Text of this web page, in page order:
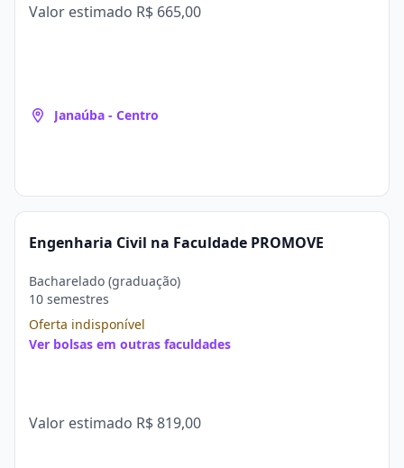
Valor estimado R$ 665,00
Janaúba - Centro
Engenharia Civil na Faculdade PROMOVE
Bacharelado (graduação)
10 semestres
Oferta indisponível
Ver bolsas em outras faculdades
Valor estimado R$ 819,00